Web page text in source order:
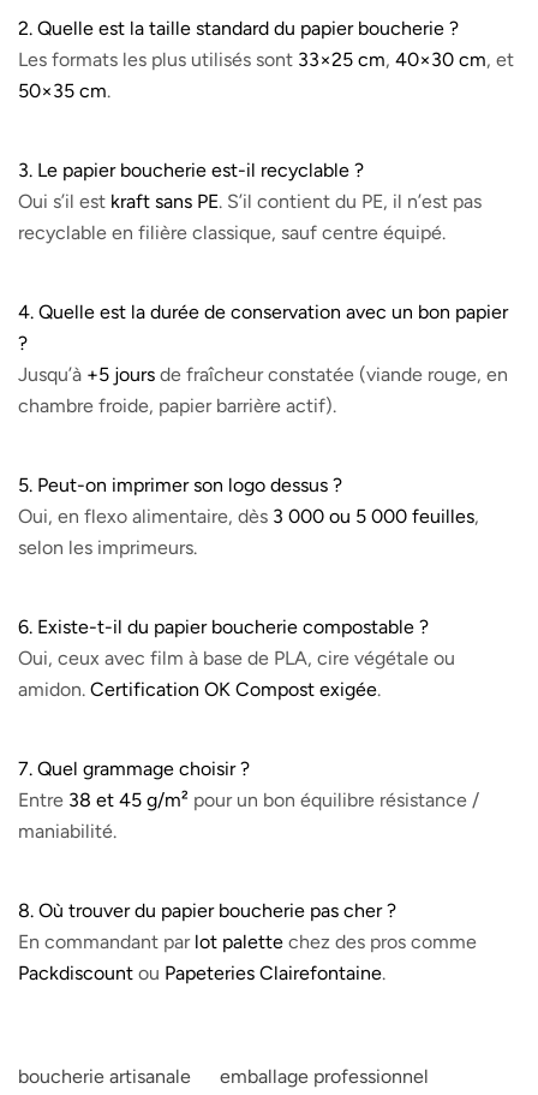
2. Quelle est la taille standard du papier boucherie ?
Les formats les plus utilisés sont 33×25 cm, 40×30 cm, et
50×35 cm.
3. Le papier boucherie est-il recyclable ?
Oui s’il est kraft sans PE. S’il contient du PE, il n’est pas
recyclable en filière classique, sauf centre équipé.
4. Quelle est la durée de conservation avec un bon papier
?
Jusqu’à +5 jours de fraîcheur constatée (viande rouge, en
chambre froide, papier barrière actif).
5. Peut-on imprimer son logo dessus ?
Oui, en flexo alimentaire, dès 3 000 ou 5 000 feuilles,
selon les imprimeurs.
6. Existe-t-il du papier boucherie compostable ?
Oui, ceux avec film à base de PLA, cire végétale ou
amidon. Certification OK Compost exigée.
7. Quel grammage choisir ?
Entre 38 et 45 g/m² pour un bon équilibre résistance /
maniabilité.
8. Où trouver du papier boucherie pas cher ?
En commandant par lot palette chez des pros comme
Packdiscount ou Papeteries Clairefontaine.
boucherie artisanale
emballage professionnel